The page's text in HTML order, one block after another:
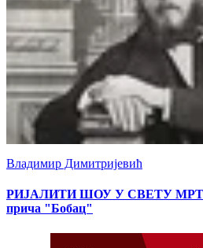
Владимир Димитријевић
РИЈАЛИТИ ШОУ У СВЕТУ
прича "Бобац"